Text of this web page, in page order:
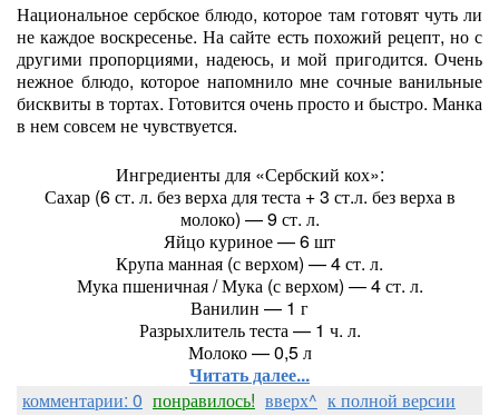
Национальное сербское блюдо, которое там готовят чуть ли
не каждое воскресенье. На сайте есть похожий рецепт, но с
другими пропорциями, надеюсь, и мой пригодится. Очень
нежное блюдо, которое напомнило мне сочные ванильные
бисквиты в тортах. Готовится очень просто и быстро. Манка
в нем совсем не чувствуется.
Ингредиенты для «Сербский кох»:
Сахар (6 ст. л. без верха для теста + 3 ст.л. без верха в
молоко) — 9 ст. л.
Яйцо куриное — 6 шт
Крупа манная (с верхом) — 4 ст. л.
Мука пшеничная / Мука (с верхом) — 4 ст. л.
Ванилин — 1 г
Разрыхлитель теста — 1 ч. л.
Молоко — 0,5 л
Читать далее...
комментарии: 0 понравилось! вверх^ к полной версии